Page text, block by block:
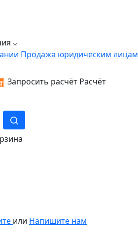
Продажа юридическим лицам
Запросить расчёт Расчёт
или Напишите нам